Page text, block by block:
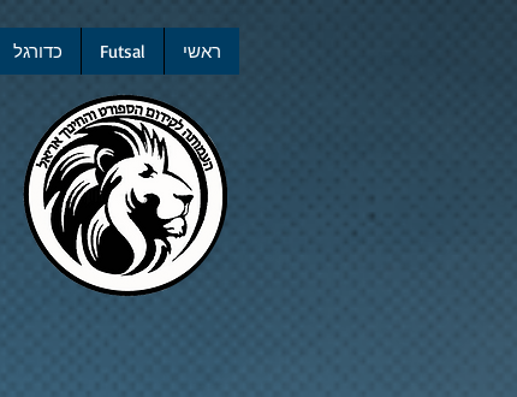
כדורגל Futsal ראשי